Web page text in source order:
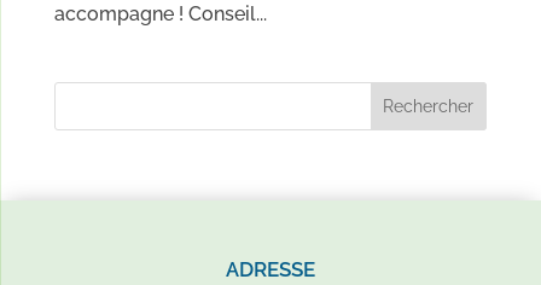
accompagne ! Conseil...
ADRESSE